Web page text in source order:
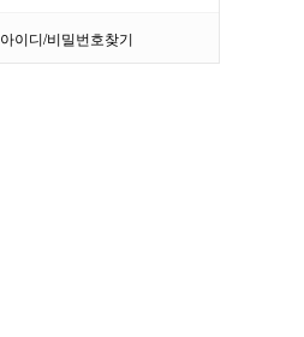
아이디/비밀번호찾기